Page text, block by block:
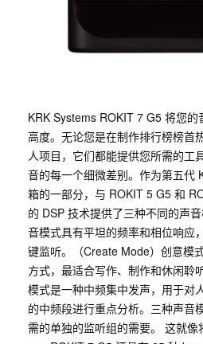
KRK Systems ROKIT 7 G5 将您
高度。无论您是在制作排行榜榜首
人项目，它们都能提供您所需的工
音的每一个细微差别。作为第五代
箱的一部分，与 ROKIT 5 G5 和
的 DSP 技术提供了三种不同的声
音模式具有平坦的频率和相位响应
键监听。（Create Mode）创意模
方式，最适合写作、制作和休闲聆
模式是一种中频集中发声，用于对
的中频段进行重点分析。三种声音
需的单独的监听组的需要。 这就